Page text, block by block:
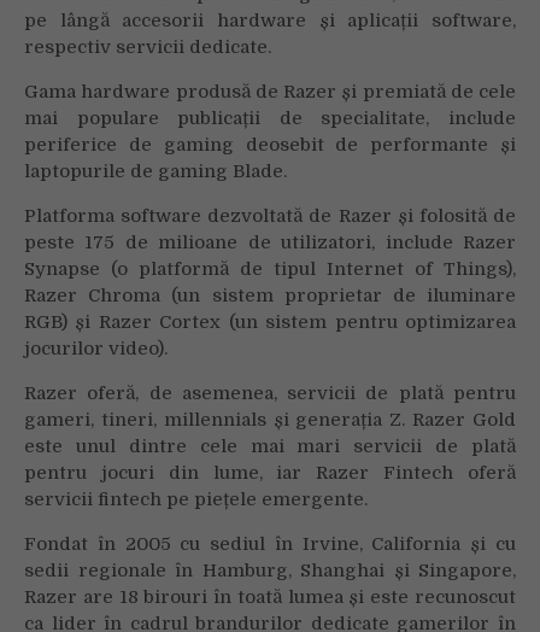
pe lângă accesorii hardware și aplicații software,
respectiv servicii dedicate.
Gama hardware produsă de Razer și premiată de cele
mai populare publicații de specialitate, include
periferice de gaming deosebit de performante și
laptopurile de gaming Blade.
Platforma software dezvoltată de Razer și folosită de
peste 175 de milioane de utilizatori, include Razer
Synapse (o platformă de tipul Internet of Things),
Razer Chroma (un sistem proprietar de iluminare
RGB) și Razer Cortex (un sistem pentru optimizarea
jocurilor video).
Razer oferă, de asemenea, servicii de plată pentru
gameri, tineri, millennials și generația Z. Razer Gold
este unul dintre cele mai mari servicii de plată
pentru jocuri din lume, iar Razer Fintech oferă
servicii fintech pe piețele emergente.
Fondat în 2005 cu sediul în Irvine, California și cu
sedii regionale în Hamburg, Shanghai și Singapore,
Razer are 18 birouri în toată lumea și este recunoscut
ca lider în cadrul brandurilor dedicate gamerilor în